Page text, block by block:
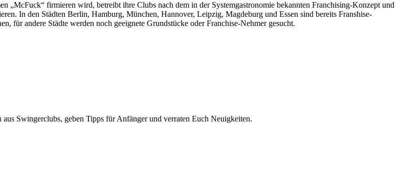
„McFuck“ firmieren wird, betreibt ihre Clubs nach dem in der Systemgastronomie bekannten Franchising-Konzept und
In den Städten Berlin, Hamburg, München, Hannover, Leipzig, Magdeburg und Essen sind bereits Franshise-
für andere Städte werden noch geeignete Grundstücke oder Franchise-Nehmer gesucht.
Swingerclubs, geben Tipps für Anfänger und verraten Euch Neuigkeiten.